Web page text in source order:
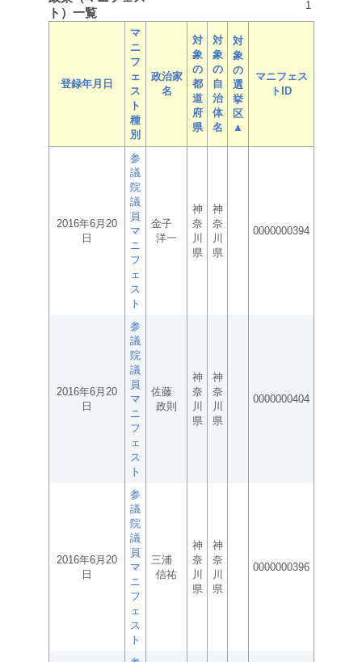
ト）一覧
1
登録年月日
マ
ニ
フ
ェ
ス
ト
種
別
政治家
名
対
象
の
都
道
府
県
対
象
の
自
治
体
名
対
象
の
選
挙
区
▲
マニフェス
トID
2016年6月20
日
参
議
院
議
員
マ
ニ
フ
ェ
ス
ト
金子
洋一
神
奈
川
県
神
奈
川
県
0000000394
2016年6月20
日
参
議
院
議
員
マ
ニ
フ
ェ
ス
ト
佐藤
政則
神
奈
川
県
神
奈
川
県
0000000404
2016年6月20
日
参
議
院
議
員
マ
ニ
フ
ェ
ス
ト
三浦
信祐
神
奈
川
県
神
奈
川
県
0000000396